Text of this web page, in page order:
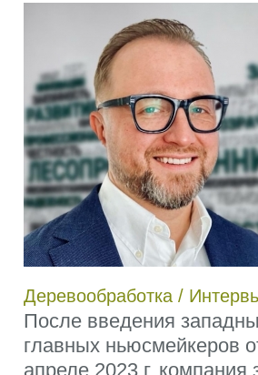
Деревообработка /
После введения
главных ньюсмейкеров
апреле 2023 г.